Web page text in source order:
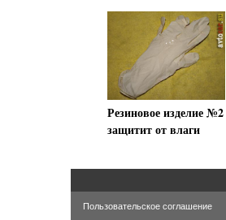
Резиновое изделие №2
защитит от влаги
Пользовательское соглашение